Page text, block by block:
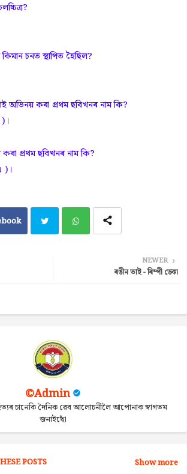
চনত স্থাপিত হৈছিল?
অভিনয় কৰা প্ৰথম ছবিখনৰ নাম কি?
প্ৰথম ছবিখনৰ নাম কি?
)।
NEWER
ৰঙীন তাই - ৰিম্পী ডেকা
©Admin
চানেকি দৈনিক ৱেব আলোচনীলৈ আপোনাক স্বাগতম
জনাইছোঁ
POSTS Show more